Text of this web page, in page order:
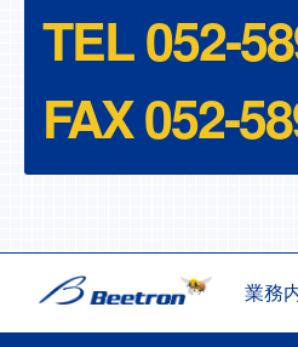
TEL 052-
FAX052-
業務